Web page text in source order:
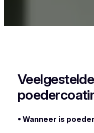
• Wanneer is